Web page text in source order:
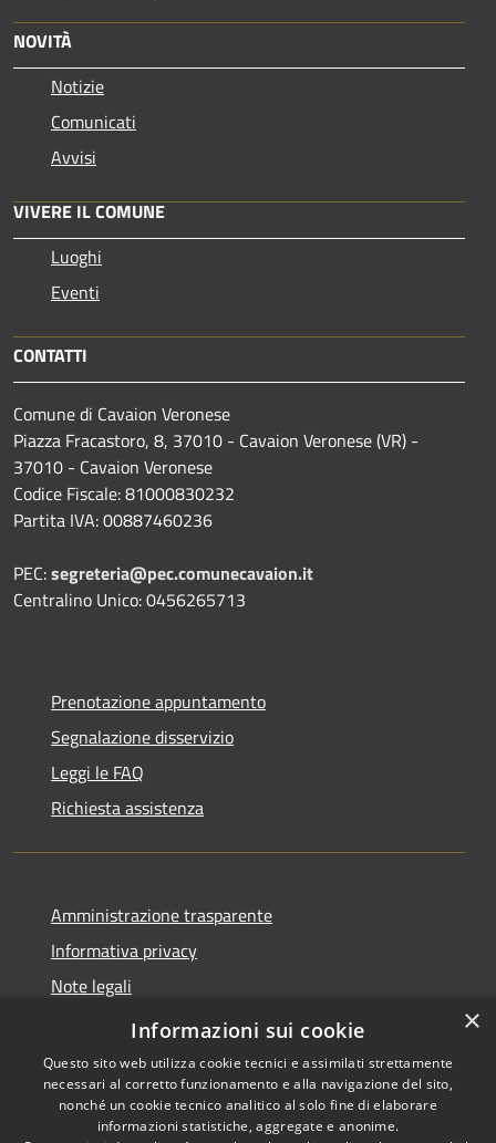
NOVITÀ
Notizie
Comunicati
Avvisi
VIVERE IL COMUNE
Luoghi
Eventi
CONTATTI
Comune di Cavaion Veronese
Piazza Fracastoro, 8, 37010 - Cavaion Veronese (VR) -
37010 - Cavaion Veronese
Codice Fiscale: 81000830232
Partita IVA: 00887460236
PEC:segreteria@pec.comunecavaion.it
Centralino Unico: 0456265713
Prenotazione appuntamento
Segnalazione disservizio
Leggi le FAQ
Richiesta assistenza
Amministrazione trasparente
Informativa privacy
Note legali
Dichiarazione di accessibilità
Copyright © 2026 • Comune di
×
Informazioni sui cookie
Questo sito web utilizza cookie tecnici e assimilati strettamente
necessari al corretto funzionamento e alla navigazione del sito,
nonché un cookie tecnico analitico al solo fine di elaborare
informazioni statistiche, aggregate e anonime.